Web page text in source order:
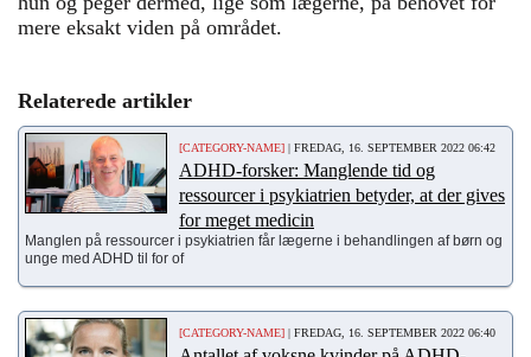
mere eksakt viden på området.
Relaterede artikler
[CATEGORY-NAME] | FREDAG, 16. SEPTEMBER 2022 06:42
ADHD-forsker: Manglende tid og
ressourcer i psykiatrien betyder, at der gives
for meget medicin
Manglen på ressourcer i psykiatrien får lægerne i behandlingen af børn og
unge med ADHD til for of
[CATEGORY-NAME] | FREDAG, 16. SEPTEMBER 2022 06:40